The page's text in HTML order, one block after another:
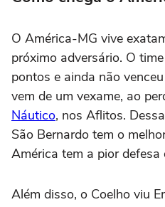
O América-MG vive
próximo adversário. O
pontos e ainda não
vem de um vexame, ao
Náutico, nos Aflitos.
São Bernardo tem o
América tem a pior defesa
Além disso, o Coelho viu